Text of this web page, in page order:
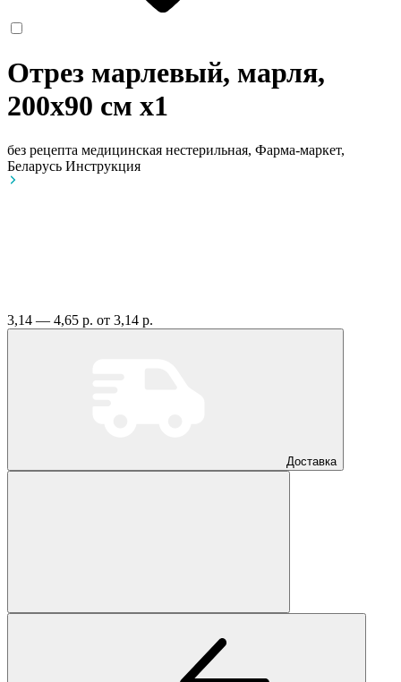
Отрез марлевый, марля,
200х90 см x1
без рецепта медицинская нестерильная, Фарма-маркет,
Беларусь Инструкция
3,14 — 4,65 р. от 3,14 р.
Доставка